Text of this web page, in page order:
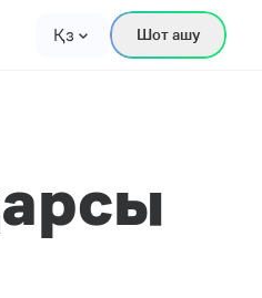
Қз Шот ашу